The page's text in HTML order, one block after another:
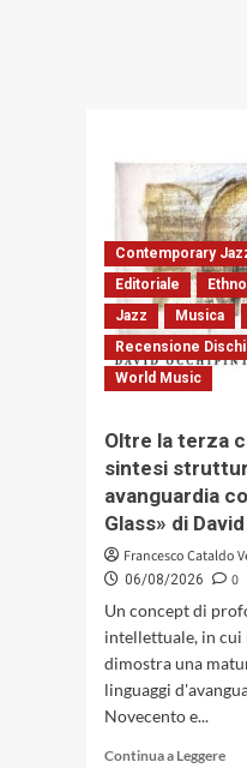
con
Contemporary
Editoriale
Jazz
Musica
Recensione Dischi
World Music
Oltre la terza
sintesi
avanguardia
Glass» di
Francesco Cataldo
06/08/2026
0
Un concept di
intellettuale, in
dimostra una
linguaggi
Novecento e...
Continua a LeggereLeggi